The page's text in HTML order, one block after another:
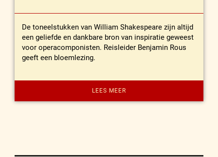
De toneelstukken van William Shakespeare zijn altijd
een geliefde en dankbare bron van inspiratie geweest
voor operacomponisten. Reisleider Benjamin Rous
geeft een bloemlezing.
LEES MEER